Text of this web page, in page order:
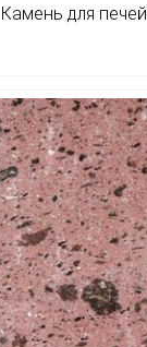
Камень для печей